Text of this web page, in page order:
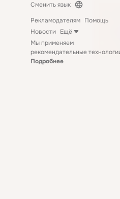
Сменить язык
Рекламодателям Помощь
Новости Ещё
Мы применяем
рекомендательные
Подробнее